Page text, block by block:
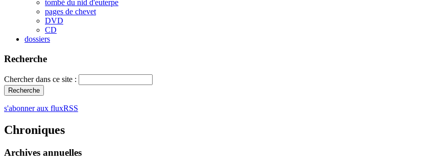
tombé du nid d'euterpe
pages de chevet
DVD
CD
dossiers
Recherche
Chercher dans ce site :
s'abonner aux fluxRSS
Chroniques
Archives annuelles